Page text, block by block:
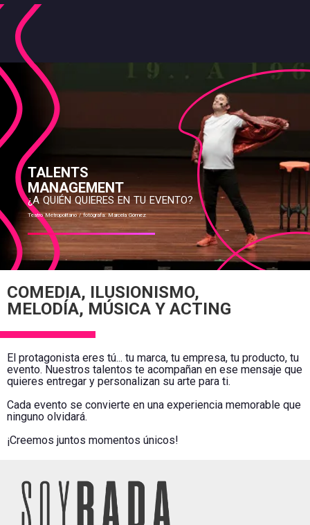
TALENTS
MANAGEMENT
¿A QUIÉN QUIERES EN TU EVENTO?
Teatro Metropolitano / fotógrafa: Marcela Gómez
COMEDIA, ILUSIONISMO,
MELODÍA, MÚSICA Y ACTING
El protagonista eres tú... tu marca, tu empresa, tu producto, tu
evento. Nuestros talentos te acompañan en ese mensaje que
quieres entregar y personalizan su arte para ti.
Cada evento se convierte en una experiencia memorable que
ninguno olvidará.
¡Creemos juntos momentos únicos!